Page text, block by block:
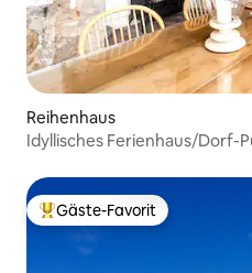
Reihenhaus
Idyllisches Ferienhaus/Dorf-
Beliebter Gäste-Favorit.
Gäste-Favorit